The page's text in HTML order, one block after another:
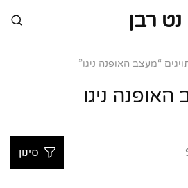
נט רבן
“מעצב האופנה ניגו”
ניגו